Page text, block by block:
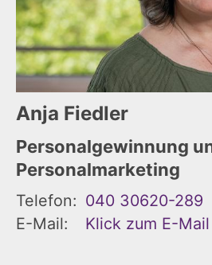
Anja Fiedler
Personalgewinnung
Personalmarketing
Telefon: 040 30620-289
E-Mail:
Klick zum E-